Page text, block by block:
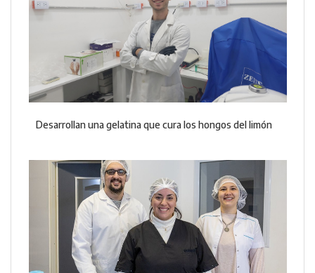
Desarrollan una gelatina que cura los hongos del limón